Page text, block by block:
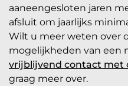
aaneengesloten jaren
afsluit om jaarlijks
Wilt u meer weten over
mogelijkheden van een
vrijblijvend contact met
graag meer over.